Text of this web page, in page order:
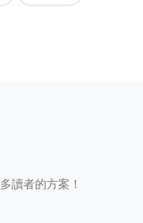
讀者的方案！